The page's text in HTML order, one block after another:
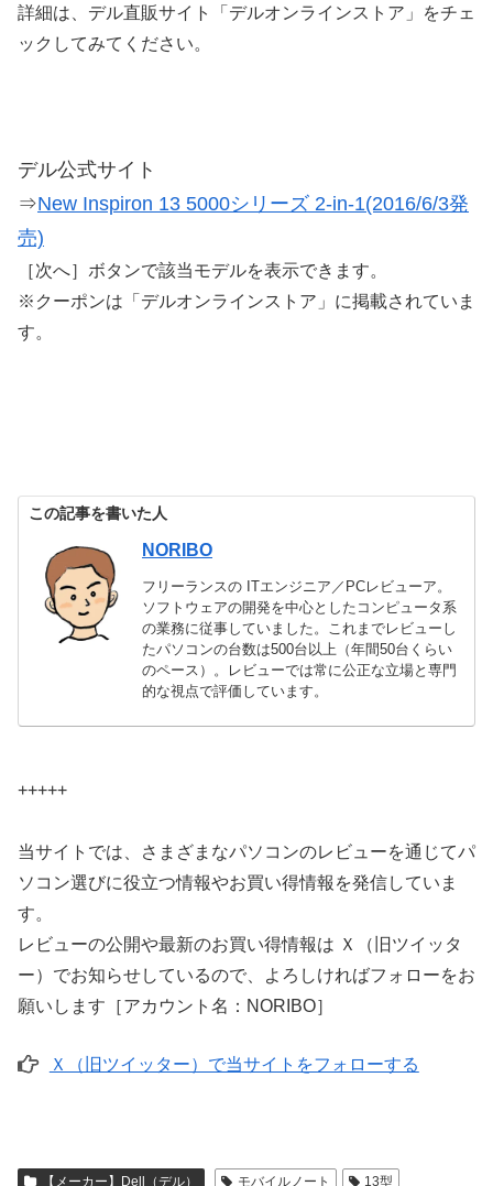
詳細は、デル直販サイト「デルオンラインストア」をチェ
ックしてみてください。
デル公式サイト
⇒New Inspiron 13 5000シリーズ 2-in-1(2016/6/3発
売)
［次へ］ボタンで該当モデルを表示できます。
※クーポンは「デルオンラインストア」に掲載されていま
す。
この記事を書いた人
NORIBO
フリーランスの ITエンジニア／PCレビューア。
ソフトウェアの開発を中心としたコンピュータ系
の業務に従事していました。これまでレビューし
たパソコンの台数は500台以上（年間50台くらい
のペース）。レビューでは常に公正な立場と専門
的な視点で評価しています。
+++++
当サイトでは、さまざまなパソコンのレビューを通じてパ
ソコン選びに役立つ情報やお買い得情報を発信していま
す。
レビューの公開や最新のお買い得情報は Ｘ（旧ツイッタ
ー）でお知らせしているので、よろしければフォローをお
願いします［アカウント名：NORIBO］
Ｘ（旧ツイッター）で当サイトをフォローする
【メーカー】Dell（デル） モバイルノート 13型